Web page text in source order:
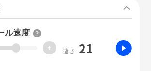
ル速度
+ 速さ 21